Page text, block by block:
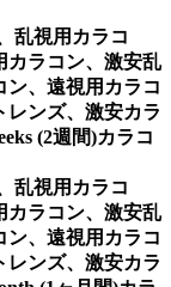
乱視用カラコ
カラコン、激安乱
ン、遠視用カラコ
レンズ、激安カラ
(2週間)カラコ
乱視用カラコ
カラコン、激安乱
ン、遠視用カラコ
レンズ、激安カラ